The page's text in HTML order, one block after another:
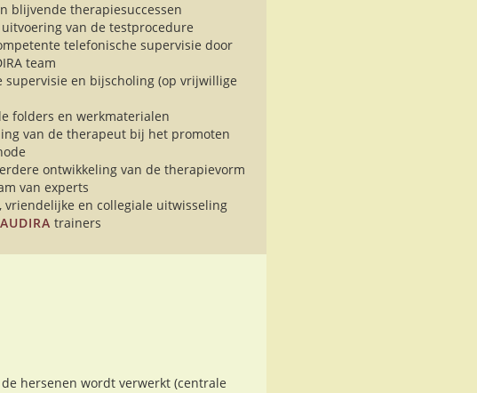
blijvende therapiesuccessen
uitvoering van de testprocedure
telefonische supervisie door
team
supervisie en bijscholing (op vrijwillige
folders en werkmaterialen
van de therapeut bij het promoten
ontwikkeling van de therapievorm
van experts
vriendelijke en collegiale uitwisseling
trainers
hersenen wordt verwerkt (centrale